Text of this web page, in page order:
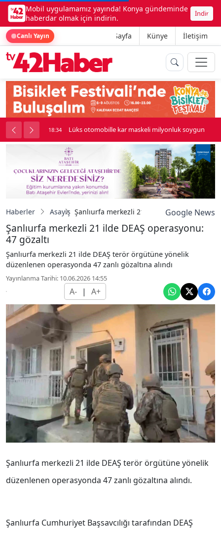
Mobil uygulamamız yayında! Konya gündeminde
haberdar olmak için indirin.
İndir
Canlı Yayın Ana Sayfa Künye İletişim
kavga çıktı 18:34 Lüks otomobille kar maskeli milyonluk soygun
Haberler Asayiş Şanlıurfa merkezli 21 ilde DEAŞGoogle News
Şanlıurfa merkezli 21 ilde DEAŞ operasyonu:
47 gözaltı
Şanlıurfa merkezli 21 ilde DEAŞ terör örgütüne yönelik
düzenlenen operasyonda 47 zanlı gözaltına alındı
Yayınlanma Tarihi: 10.06.2026 14:55
A- | A+
Şanlıurfa merkezli 21 ilde DEAŞ terör örgütüne yönelik
düzenlenen operasyonda 47 zanlı gözaltına alındı.
Şanlıurfa Cumhuriyet Başsavcılığı tarafından DEAŞ